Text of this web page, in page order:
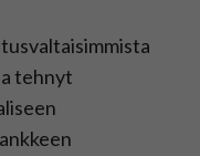
tehnyt